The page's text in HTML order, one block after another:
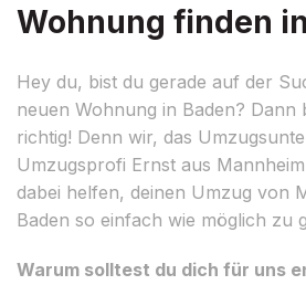
Wohnung finden
Hey du, bist du gerade auf der
neuen Wohnung in Baden? Dann
richtig! Denn wir, das
Umzugsprofi Ernst aus
dabei helfen, deinen Umzug von
Baden so einfach wie möglich zu
Warum solltest du dich für uns